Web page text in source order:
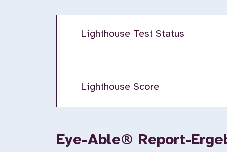
Lighthouse Test Status
Lighthouse Score
Eye-Able® Report-